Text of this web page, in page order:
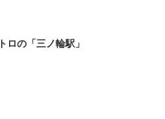
ロの「三ノ輪駅」